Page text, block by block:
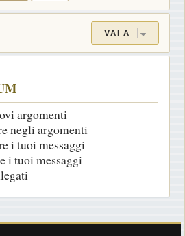
VAI A
argomenti
negli argomenti
i tuoi messaggi
i tuoi messaggi